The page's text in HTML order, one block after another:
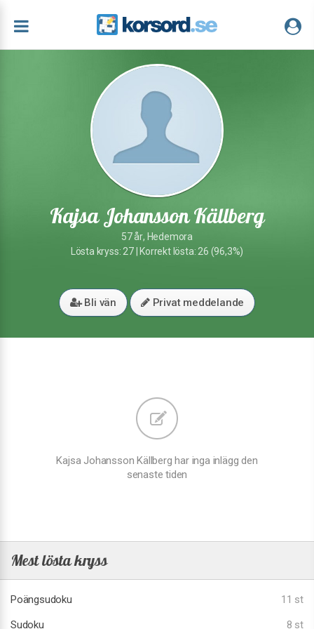
Kajsa Johansson Källberg
57 år, Hedemora
Lösta kryss: 27 | Korrekt lösta: 26 (96,3%)
Bli vän Privat meddelande
Kajsa Johansson Källberg har inga inlägg den
senaste tiden
Mest lösta kryss
Poängsudoku
11 st
Sudoku
8 st